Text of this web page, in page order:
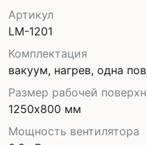
Артикул
LM-1201
Комплектация
вакуум, нагрев, одна
Размер рабочей
1250х800 мм
Мощность вентилятора